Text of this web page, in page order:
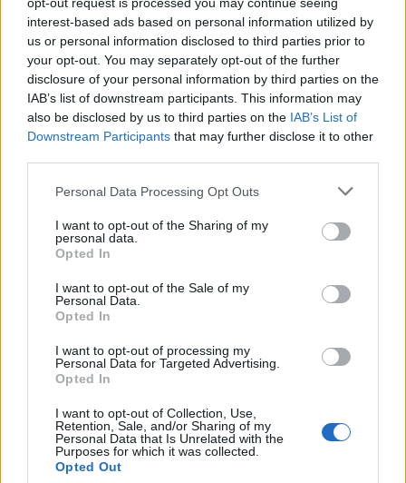
interest-based ads based on personal information utilized by
us or personal information disclosed to third parties prior to
your opt-out. You may separately opt-out of the further
disclosure of your personal information by third parties on the
IAB’s list of downstream participants. This information may
also be disclosed by us to third parties on the IAB’s List of
Downstream Participants that may further disclose it to other
Please note that this website/app uses one or more Google
not limited to your visit or usage behaviour. You may click to
grant or deny consent to Google and its third-party tags to
use your data for below specified purposes in below Google
consent section.
Personal Data Processing Opt Outs
I want to opt-out of the Sharing of my
personal data.
Opted In
I want to opt-out of the Sale of my
Personal Data.
Opted In
I want to opt-out of processing my
Personal Data for Targeted Advertising.
Opted In
I want to opt-out of Collection, Use,
Retention, Sale, and/or Sharing of my
Personal Data that Is Unrelated with the
Purposes for which it was collected.
Opted Out
Biztosra veszi ugyanis, hogy Orbán beváltja a
nemzeti ünnepen tett fenyegetését. Itt egy
hataloméhes szörnyeteg működik, amely a
végletekig viszi el a dolgokat. Heller úgy fogalmaz,
hogy zsarnokságban élünk, amelyet négy évente
megerősítenek. Tömeghatását a szélsőséges
ideológia útján fejti ki, építve a rasszista
nacionalizmusra, az ellenségképre, a fenyegetettség
védelmező és megmentő. A nép lelkét gyűlölettel és
félelemmel mérgezik meg.
A miniszterelnök szeretne az európai politika egyik
képtelenségnek. Az orbánizmus olyan vírus, amelyre
nem csak a magyar szabadságmehet rá, hanem
Szóval :Európa, vigyázz ! Nincs emberarcú
orbánizmus.
Der Standard